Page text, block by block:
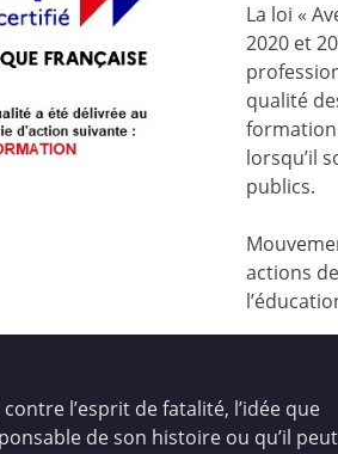
La loi «
2020 et
qualité
formation
lorsqu’il
publics.
actions
contre l’esprit de fatalité, l’idée que
de son histoire ou qu’il peut